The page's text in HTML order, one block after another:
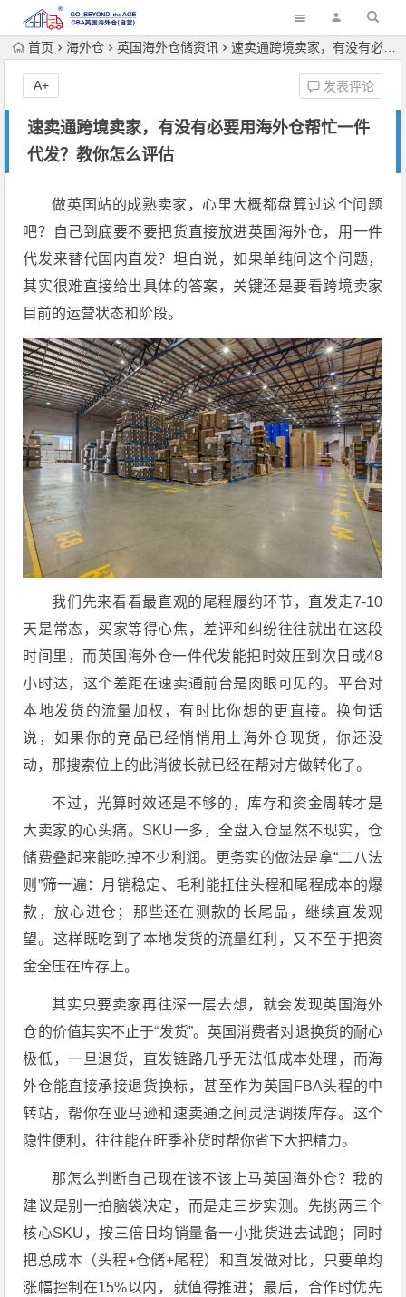
首页 海外仓 英国海外仓储资讯 速卖通跨境卖家，有没有必要用海外仓帮忙一件代发？教你怎么评估
速卖通跨境卖家，有没有必要用海外仓帮忙一件
代发？教你怎么评估
发表评论
A+
做英国站的成熟卖家，心里大概都盘算过这个问题
吧？自己到底要不要把货直接放进英国海外仓，用 一件
代发来替代国内直发？坦白说，如果单纯问这个问题，
其实很难直接给出具体的答案，关键还是要看跨境卖家
目前的运营状态和阶段。
我们先来看看最直观的尾程履约环节，直发走7-10
天是常态，买家等得心焦，差评和纠纷往往就出在这段
时间里，而英国海外仓一件代发能把时效压到次日或48
小时达，这个差距在速卖通前台是肉眼可见的。平台对
本地发货的流量加权，有时比你想的更直接。换句话
说，如果你的竞品已经悄悄用上 海外仓现货 ，你还没
动，那搜索位上的此消彼长就已经在帮对方做转化了。
不过，光算时效还是不够的，库存和资金周转才是
大卖家的心头痛。SKU一多，全盘入仓显然不现实，仓
储费叠起来能吃掉不少利润。更务实的做法是拿“二八法
则”筛一遍：月销稳定、毛利能扛住头程和尾程成本的爆
款，放心进仓；那些还在测款的长尾品，继续直发观
望。这样既吃到了本地发货的流量红利，又不至于把资
金全压在库存上。
其实只要卖家再往深一层去想，就会发现英国海外
仓的价值其实不止于“发货”。英国消费者对退换货的耐心
极低，一旦退货，直发链路几乎无法低成本处理，而海
外仓能直接承接退货换标，甚至作为英国FBA头程的中
转站，帮你在亚马逊和速卖通之间灵活调拨库存。这个
隐性便利，往往能在旺季补货时帮你省下大把精力。
那怎么判断自己现在该不该上马英国海外仓？我的
建议是别一拍脑袋决定，而是走三步实测。先挑两三个
核心SKU，按三倍日均销量备一小批货进去试跑；同时
把总成本（头程+仓储+尾程）和直发做对比，只要单均
涨幅控制在15%以内，就值得推进；最后，合作时优先